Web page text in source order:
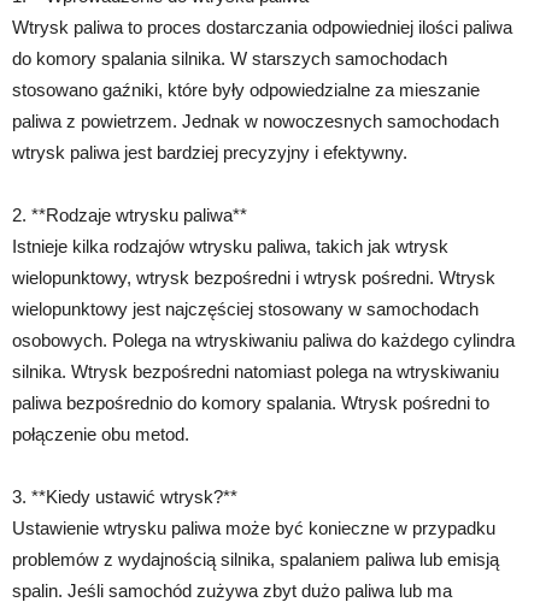
Wtrysk paliwa to proces dostarczania odpowiedniej ilości paliwa
do komory spalania silnika. W starszych samochodach
stosowano gaźniki, które były odpowiedzialne za mieszanie
paliwa z powietrzem. Jednak w nowoczesnych samochodach
wtrysk paliwa jest bardziej precyzyjny i efektywny.
2. **Rodzaje wtrysku paliwa**
Istnieje kilka rodzajów wtrysku paliwa, takich jak wtrysk
wielopunktowy, wtrysk bezpośredni i wtrysk pośredni. Wtrysk
wielopunktowy jest najczęściej stosowany w samochodach
osobowych. Polega na wtryskiwaniu paliwa do każdego cylindra
silnika. Wtrysk bezpośredni natomiast polega na wtryskiwaniu
paliwa bezpośrednio do komory spalania. Wtrysk pośredni to
połączenie obu metod.
3. **Kiedy ustawić wtrysk?**
Ustawienie wtrysku paliwa może być konieczne w przypadku
problemów z wydajnością silnika, spalaniem paliwa lub emisją
spalin. Jeśli samochód zużywa zbyt dużo paliwa lub ma